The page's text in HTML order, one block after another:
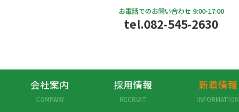
お電話でのお問い合わせ 9:00-17:00
tel.082-545-2630
会社案内
COMPANY
採用情報
RECRUIT
新着情報
INFORMATION